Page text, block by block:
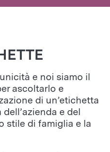
e noi siamo il
ascoltarlo e
di un’etichetta
e del
stile di famiglia e la